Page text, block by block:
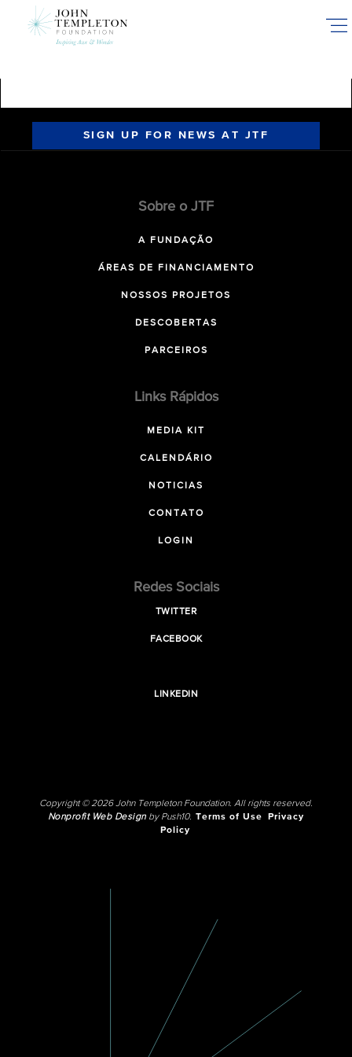
SIGN UP FOR NEWS AT JTF
Sobre o JTF
A FUNDAÇÃO
ÁREAS DE FINANCIAMENTO
NOSSOS PROJETOS
DESCOBERTAS
PARCEIROS
Links Rápidos
MEDIA KIT
CALENDÁRIO
NOTICIAS
CONTATO
LOGIN
Redes Sociais
TWITTER
FACEBOOK
LINKEDIN
Copyright © 2026 John Templeton Foundation. All rights reserved.
Nonprofit Web Designby Push10. Terms of Use
Privacy
Policy